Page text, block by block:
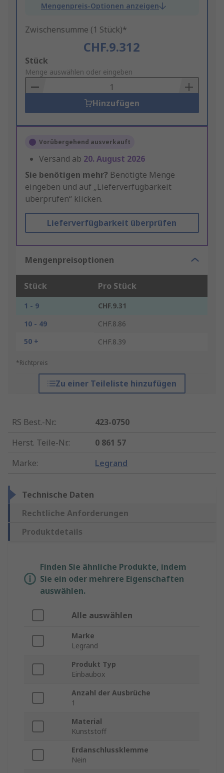
Mengenpreis-Optionen anzeigen
Zwischensumme (1 Stück)*
CHF.9.312
Add
to
Basket
Stück
Menge auswählen oder eingeben
Hinzufügen
Vorübergehend ausverkauft
Versand ab 20. August 2026
Sie benötigen mehr? Benötigte Menge
eingeben und auf „Lieferverfügbarkeit
überprüfen“ klicken.
Lieferverfügbarkeit überprüfen
Mengenpreisoptionen
Stück Pro Stück
1 - 9
CHF.9.31
10 - 49
CHF.8.86
50 +
CHF.8.39
*Richtpreis
Zu einer Teileliste hinzufügen
RS Best.-Nr.:
423-0750
Herst. Teile-Nr.:
0 861 57
Marke: Legrand
Technische Daten
Rechtliche Anforderungen
Produktdetails
Finden Sie ähnliche Produkte, indem
Sie ein oder mehrere Eigenschaften
auswählen.
Alle auswählen
Marke
Legrand
Produkt Typ
Einbaubox
Anzahl der Ausbrüche
1
Material
Kunststoff
Erdanschlussklemme
Nein